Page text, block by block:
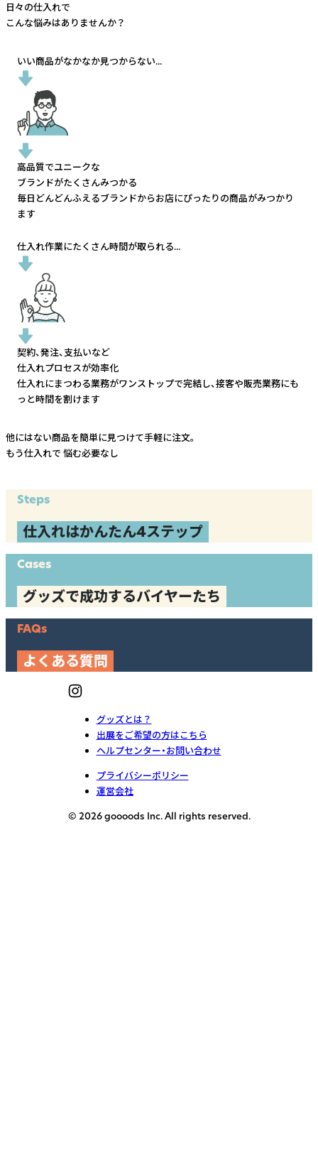
日々の仕入れで
こんな悩みはありませんか？
いい商品がなかなか見つからない...
高品質でユニークな
ブランドがたくさんみつかる
毎日どんどんふえるブランドからお店にぴったりの商品がみつかり
ます
仕入れ作業にたくさん時間が取られる...
契約、発注、支払いなど
仕入れプロセスが効率化
仕入れにまつわる業務がワンストップで完結し、接客や販売業務にも
っと時間を割けます
他にはない商品を簡単に見つけて手軽に注文。
もう仕入れで 悩む必要なし
Steps
仕入れはかんたん4ステップ
Cases
グッズで成功するバイヤーたち
FAQs
よくある質問
グッズとは？
出展をご希望の方はこちら
ヘルプセンター・お問い合わせ
プライバシーポリシー
運営会社
© 2026 goooods Inc. All rights reserved.